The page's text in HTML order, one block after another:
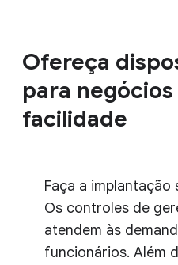
Ofereça
para
facilidade
Faça a implantação
Os controles de
atendem às
funcionários. Além